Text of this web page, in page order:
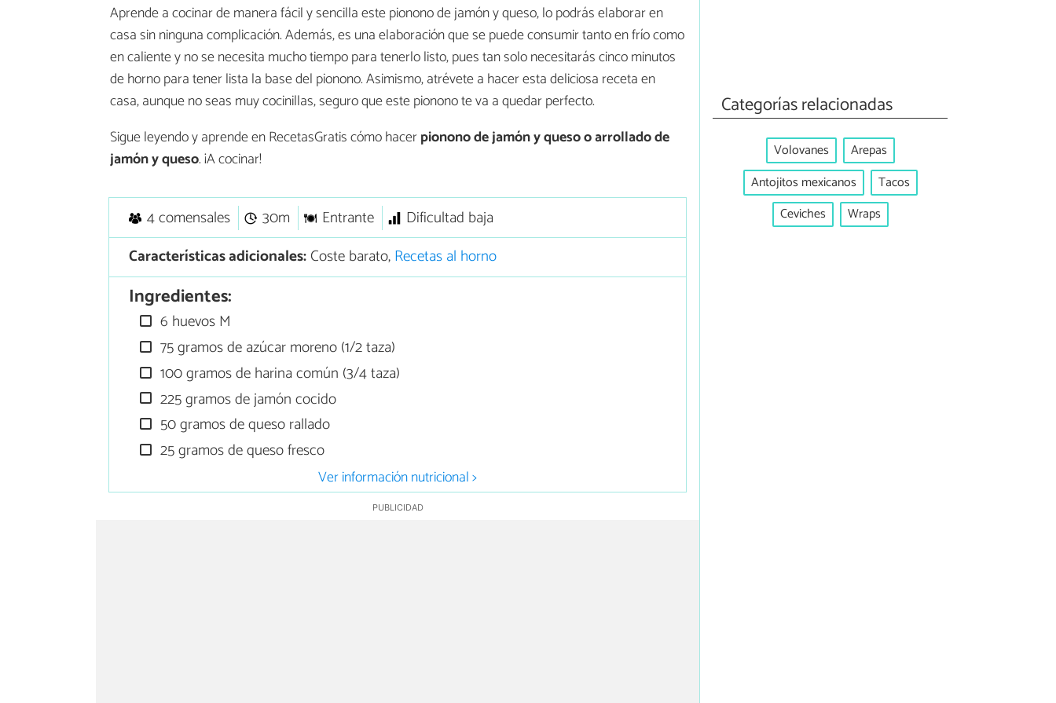
Aprende a cocinar de manera fácil y sencilla este pionono de jamón y queso, lo podrás elaborar en
casa sin ninguna complicación. Además, es una elaboración que se puede consumir tanto en frío como
en caliente y no se necesita mucho tiempo para tenerlo listo, pues tan solo necesitarás cinco minutos
de horno para tener lista la base del pionono. Asimismo, atrévete a hacer esta deliciosa receta en
casa, aunque no seas muy cocinillas, seguro que este pionono te va a quedar perfecto.
Sigue leyendo y aprende en RecetasGratis cómo hacerpionono de jamón y queso o arrollado de
jamón y queso. ¡A cocinar!
4 comensales 30m Entrante
Dificultad baja
Características adicionales:Coste barato,Recetas al horno
Ingredientes:
6 huevos M
75 gramos de azúcar moreno (1/2 taza)
100 gramos de harina común (3/4 taza)
225 gramos de jamón cocido
50 gramos de queso rallado
25 gramos de queso fresco
Ver información nutricional >
Categorías relacionadas
Volovanes
Arepas
Antojitos mexicanos
Tacos
Ceviches
Wraps